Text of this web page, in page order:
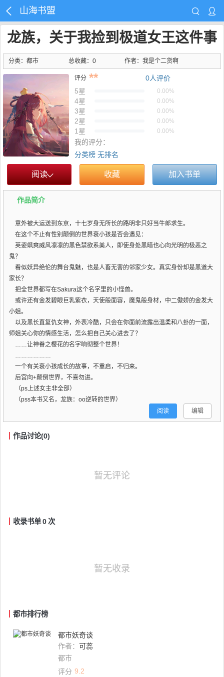
山海书盟
龙族，关于我捡到极道女王这件事
分类：都市 总收藏：0 作者： 我是个二货啊
评分 ** 0人评价
5星
0.00%
4星 0.00%
3星 0.00%
2星 0.00%
1星 0.00%
我的评分：
分类榜 无排名
阅读 收藏 加入书单
作品简介
意外被大运送到东京，十七岁身无所长的路明非只好当牛郎求生。
在这个不止有性别颠倒的世界衰小孩是否会遇见：
英姿飒爽威风凛凛的黑色禁欲系美人，即使身处黑暗也心向光明的极恶之
鬼？
看似妖异绝伦的舞台鬼魅，也是人畜无害的邻家少女。真实身份却是黑道大
家长？
把全世界都写在Sakura这个名字里的小怪兽。
或许还有金发碧眼巨乳紫衣，天使般面容，魔鬼般身材，中二傲娇的金发大
小姐。
以及黑长直复仇女神，外表冷酷，只会在你面前流露出温柔和八卦的一面，
师姐关心你的情感生活，怎么把自己关心进去了？
……让神眷之樱花的名字响彻整个世界！
………………
一个有关衰小孩成长的故事，不重启，不归来。
后宫向+颠倒世界，不喜勿进。
（ps上述女主非全部）
（pss本书又名，龙族：oo逆转的世界）
阅读
编辑
作品讨论(0)
暂无评论
收录书单 0 次
暂无收录
都市排行榜
都市妖奇谈
作者：
可蕊
都市
评分 9.2